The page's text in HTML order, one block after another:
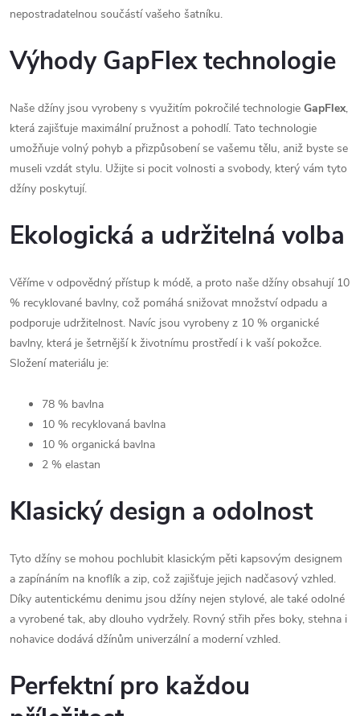
nepostradatelnou součástí vašeho šatníku.
Výhody GapFlex technologie
Naše džíny jsou vyrobeny s využitím pokročilé technologie GapFlex,
která zajišťuje maximální pružnost a pohodlí. Tato technologie
umožňuje volný pohyb a přizpůsobení se vašemu tělu, aniž byste se
museli vzdát stylu. Užijte si pocit volnosti a svobody, který vám tyto
džíny poskytují.
Ekologická a udržitelná volba
Věříme v odpovědný přístup k módě, a proto naše džíny obsahují 10
% recyklované bavlny, což pomáhá snižovat množství odpadu a
podporuje udržitelnost. Navíc jsou vyrobeny z 10 % organické
bavlny, která je šetrnější k životnímu prostředí i k vaší pokožce.
Složení materiálu je:
78 % bavlna
10 % recyklovaná bavlna
10 % organická bavlna
2 % elastan
Klasický design a odolnost
Tyto džíny se mohou pochlubit klasickým pěti kapsovým designem
a zapínáním na knoflík a zip, což zajišťuje jejich nadčasový vzhled.
Díky autentickému denimu jsou džíny nejen stylové, ale také odolné
a vyrobené tak, aby dlouho vydržely. Rovný střih přes boky, stehna i
nohavice dodává džínům univerzální a moderní vzhled.
Perfektní pro každou